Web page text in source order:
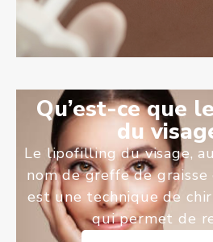
Qu’est-ce que
du
Le lipofilling du visage,
nom de greffe de
est une technique de
qui permet de